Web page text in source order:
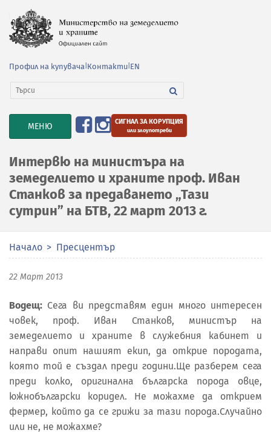
Профил на купувача Контакти EN
TOGGLE
NAVIGATION
МЕНЮ СИГНАЛ ЗА КОРУПЦИЯ
или злоупотреби
Интервю на министъра на
земеделието и храните проф. Иван
Станков за предаването „Тази
сутрин” на БТВ, 22 март 2013 г.
Начало Пресцентър
22 Март 2013
Водещ: Сега ви представям един много интересен
човек, проф. Иван Станков, министър на
земеделието и храните в служебния кабинет и
направи опит нашият екип, да открие породата,
която той е създал преди години.Ще разберем сега
преди колко, оригинална българска порода овце,
южнобългарски коридел. Не можахме да открием
фермер, който да се грижи за тази порода.Случайно
или не, не можахме?